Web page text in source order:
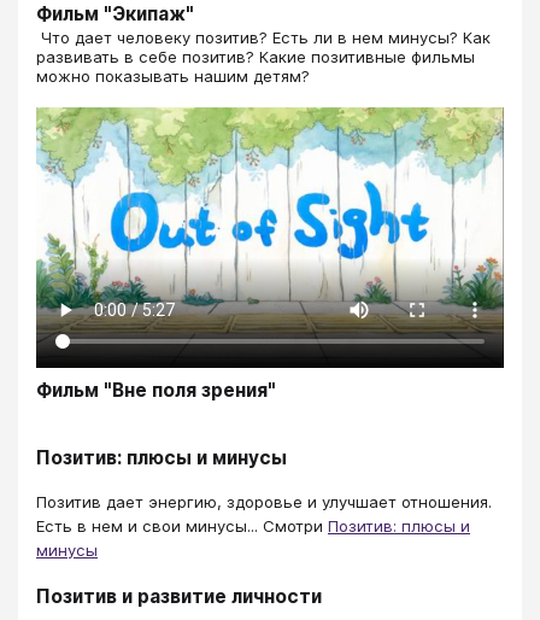
Фильм "Экипаж"
​​​​​​​​​​​​​​ Что дает человеку позитив? Есть ли в нем минусы? Как
развивать в себе позитив? Какие позитивные фильмы
можно показывать нашим детям?
Фильм "Вне поля зрения"
Позитив: плюсы и минусы
Позитив дает энергию, здоровье и улучшает отношения.
Есть в нем и свои минусы... Смотри Позитив: плюсы и
минусы
Позитив и развитие личности